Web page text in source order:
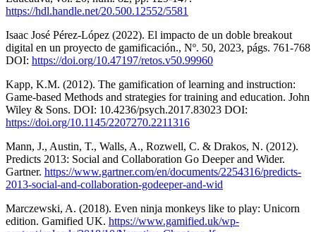
https://hdl.handle.net/20.500.12552/5581
Isaac José Pérez-López (2022). El impacto de un doble breakout
digital en un proyecto de gamificación., Nº. 50, 2023, págs. 761-768
DOI: https://doi.org/10.47197/retos.v50.99960
Kapp, K.M. (2012). The gamification of learning and instruction:
Game-based Methods and strategies for training and education. John
Wiley & Sons. DOI: 10.4236/psych.2017.83023 DOI:
https://doi.org/10.1145/2207270.2211316
Mann, J., Austin, T., Walls, A., Rozwell, C. & Drakos, N. (2012).
Predicts 2013: Social and Collaboration Go Deeper and Wider.
Gartner. https://www.gartner.com/en/documents/2254316/predicts-
2013-social-and-collaboration-godeeper-and-wid
Marczewski, A. (2018). Even ninja monkeys like to play: Unicorn
edition. Gamified UK. https://www.gamified.uk/wp-